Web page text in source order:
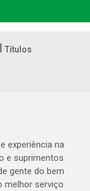
Títulos
experiência na
e suprimentos
gente do bem
melhor serviço